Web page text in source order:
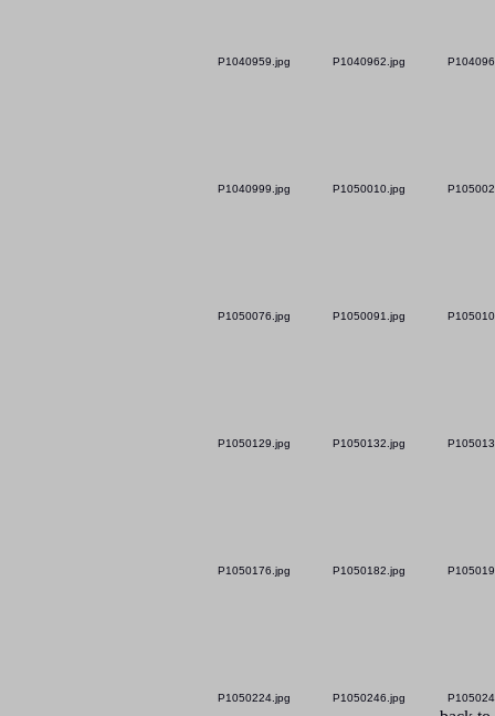
P1040959.jpg P1040962.jpg
P1040999.jpg P1050010.jpg
P1050076.jpg P1050091.jpg
P1050129.jpg P1050132.jpg
P1050176.jpg P1050182.jpg
P1050224.jpg P1050246.jpg